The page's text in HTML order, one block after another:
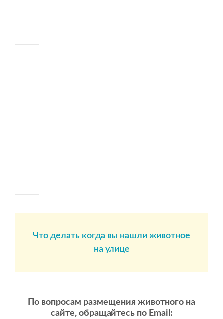
Что делать когда вы нашли животное
на улице
По вопросам размещения животного на
сайте, обращайтесь по Email: